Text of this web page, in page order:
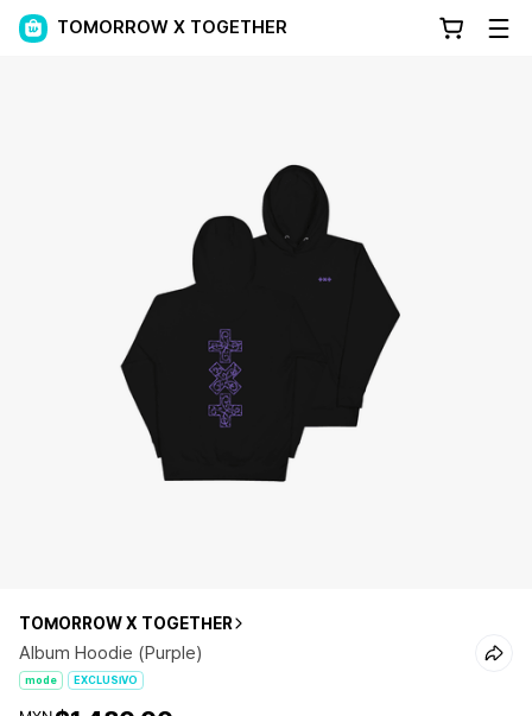
TOMORROW X TOGETHER
TOMORROW X TOGETHER
Album Hoodie (Purple)
mode EXCLUSIVO